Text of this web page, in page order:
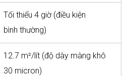
Tối thiểu 4 giờ (điều kiện
bình thường)
12.7 m²/lít (độ dày màng khô
30 micron)